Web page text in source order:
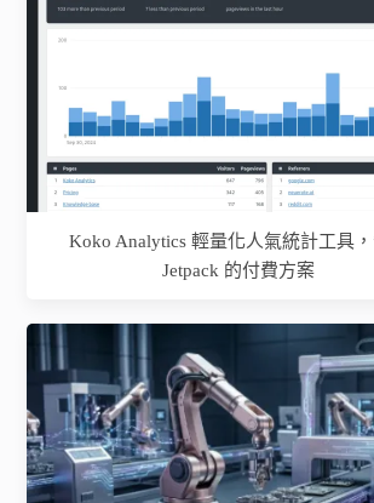
Koko Analytics 輕量化人氣統計工具，
Jetpack 的付費方案